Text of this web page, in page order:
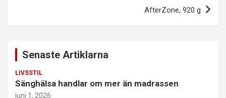
AfterZone, 920 g
Senaste Artiklarna
LIVSSTIL
Sänghälsa handlar om mer än madrassen
juni 1, 2026